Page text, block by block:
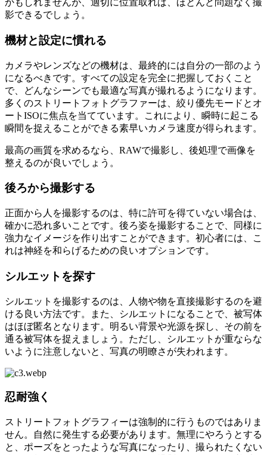
かもしれませんが、適切に位置取れば、ほとんど問題なく撮
影できるでしょう。
機材と設定に慣れる
カメラやレンズなどの機材は、最終的には自分の一部のよう
になるべきです。すべての設定を完全に把握しておくこと
で、どんなシーンでも最適な写真が撮れるようになります。
多くのストリートフォトグラファーは、絞り優先モードとオ
ートISOに焦点を当てています。これにより、瞬時に起こる
瞬間を捉えることができる素早いカメラ速度が得られます。
最高の画質を求めるなら、RAWで撮影し、後処理で画像を
整えるのが良いでしょう。
後ろから撮影する
正面から人を撮影するのは、特に許可を得ていない場合は、
確かに恐れ多いことです。後ろ姿を撮影することで、同様に
強力なイメージを作り出すことができます。初心者には、こ
れは神経を和らげるための良いオプションです。
シルエットを探す
シルエットを撮影するのは、人物や物を直接撮影するのを避
ける良い方法です。また、シルエットになることで、被写体
はほぼ匿名となります。明るい背景や光源を探し、その前を
通る被写体を捉えましょう。ただし、シルエットが重ならな
いように注意しないと、写真の明瞭さが失われます。
忍耐強く
ストリートフォトグラフィーは強制的に行うものではありま
せん。自然に発生する必要があります。無理にやろうとする
と、ポーズをとったような写真になったり、撮られたくない